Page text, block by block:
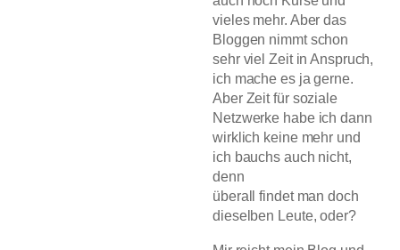
vieles mehr. Aber das
Bloggen nimmt schon
sehr viel Zeit in Anspruch,
ich mache es ja gerne.
Aber Zeit für soziale
Netzwerke habe ich dann
wirklich keine mehr und
ich bauchs auch nicht,
denn
überall findet man doch
dieselben Leute, oder?